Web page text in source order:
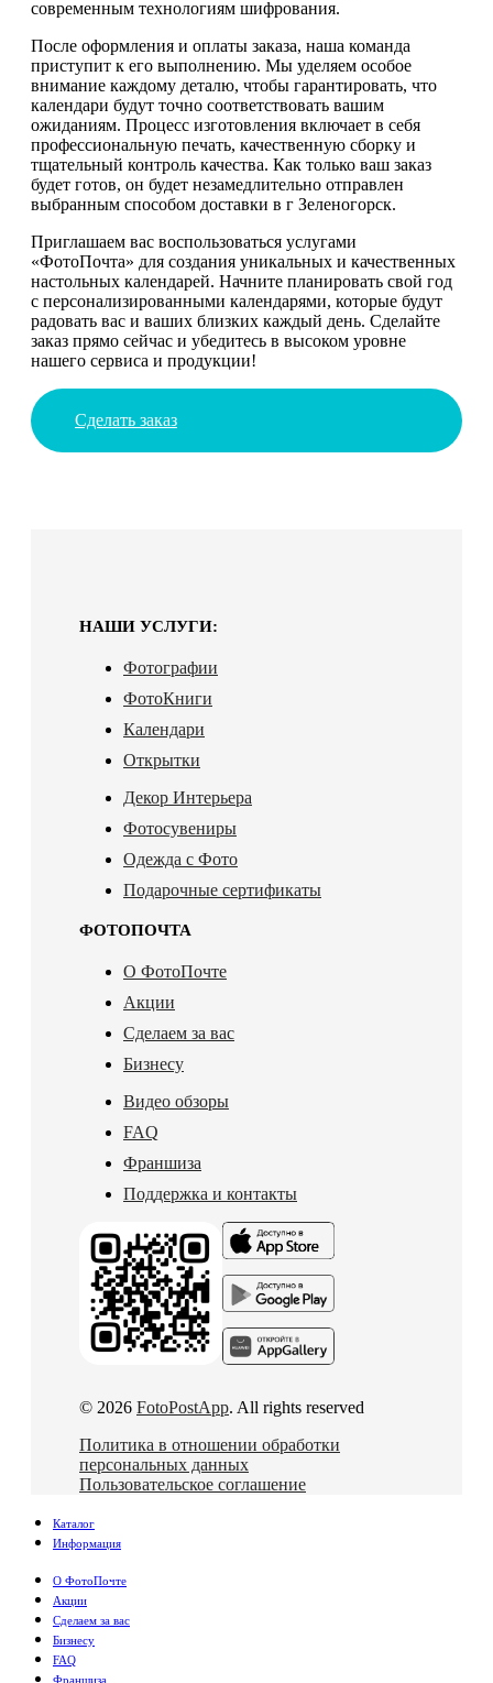
современным технологиям шифрования.
После оформления и оплаты заказа, наша команда
приступит к его выполнению. Мы уделяем особое
внимание каждому деталю, чтобы гарантировать, что
календари будут точно соответствовать вашим
ожиданиям. Процесс изготовления включает в себя
профессиональную печать, качественную сборку и
тщательный контроль качества. Как только ваш заказ
будет готов, он будет незамедлительно отправлен
выбранным способом доставки в г Зеленогорск.
Приглашаем вас воспользоваться услугами
«ФотоПочта» для создания уникальных и качественных
настольных календарей. Начните планировать свой год
с персонализированными календарями, которые будут
радовать вас и ваших близких каждый день. Сделайте
заказ прямо сейчас и убедитесь в высоком уровне
нашего сервиса и продукции!
Сделать заказ
НАШИ УСЛУГИ:
Фотографии
ФотоКниги
Календари
Открытки
Декор Интерьера
Фотосувениры
Одежда с Фото
Подарочные сертификаты
ФОТОПОЧТА
О ФотоПочте
Акции
Сделаем за вас
Бизнесу
Видео обзоры
FAQ
Франшиза
Поддержка и контакты
© 2026 FotoPostApp. All rights reserved
Политика в отношении обработки
персональных данных
Пользовательское соглашение
Каталог
Информация
О ФотоПочте
Акции
Сделаем за вас
Бизнесу
FAQ
Франшиза